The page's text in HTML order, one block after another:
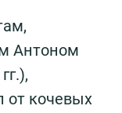
Антоном
от кочевых